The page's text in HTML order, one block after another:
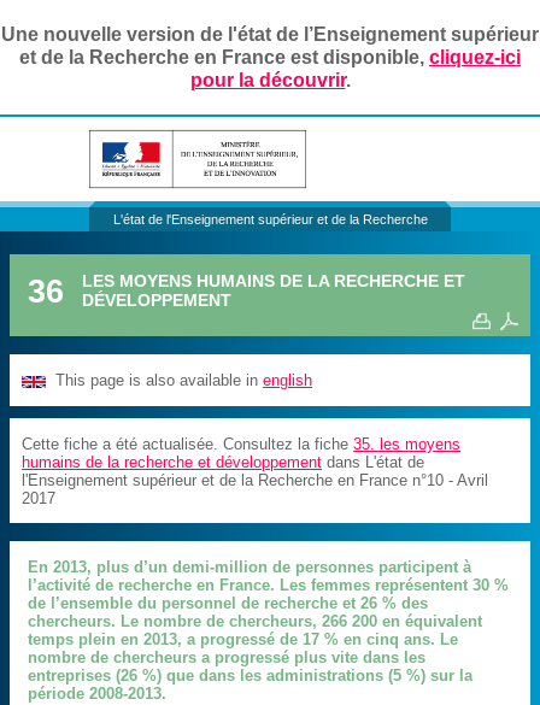
Une nouvelle version de l'état de l’Enseignement supérieur
et de la Recherche en France est disponible, cliquez-ici
pour la découvrir.
L'état de l'Enseignement supérieur et de la Recherche
36
LES MOYENS HUMAINS DE LA RECHERCHE ET
DÉVELOPPEMENT
This page is also available inenglish
Cette fiche a été actualisée. Consultez la fiche35. les moyens
humains de la recherche et développement dans L'état de
l'Enseignement supérieur et de la Recherche en France n°10 - Avril
2017
En 2013, plus d’un demi-million de personnes participent à
l’activité de recherche en France. Les femmes représentent 30 %
de l’ensemble du personnel de recherche et 26 % des
chercheurs. Le nombre de chercheurs, 266 200 en équivalent
temps plein en 2013, a progressé de 17 % en cinq ans. Le
nombre de chercheurs a progressé plus vite dans les
entreprises (26 %) que dans les administrations (5 %) sur la
période 2008-2013.